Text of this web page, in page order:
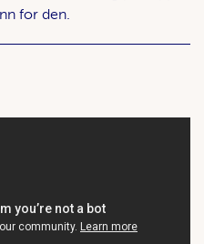
for den.